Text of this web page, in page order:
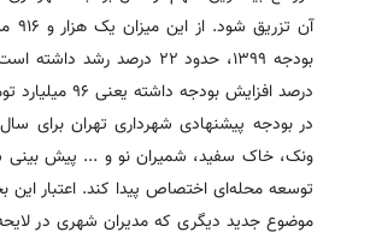
درصد افزایش بودجه داشته یعنی ۹۶ میلیارد تومان اعتبار هزینه‌ای و ۹۱ میلیارد تومان اعتبار سرمایه‌ای این بخش است.
توسعه محله‌ای اختصاص پیدا کند. اعتبار این بخش در
موضوع جدید دیگری که مدیران شهری در